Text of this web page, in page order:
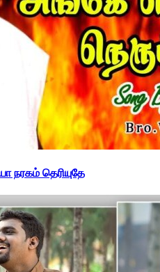
நரகம் தெரியுதே